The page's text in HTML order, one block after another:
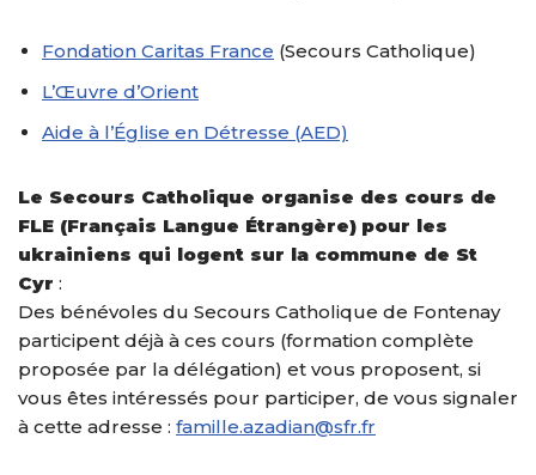
Fondation Caritas France (Secours Catholique)
L’Œuvre d’Orient
Aide à l’Église en Détresse (AED)
Le Secours Catholique organise des cours de
FLE (Français Langue Étrangère) pour les
ukrainiens qui logent sur la commune de St
Cyr :
Des bénévoles du Secours Catholique de Fontenay
participent déjà à ces cours (formation complète
proposée par la délégation) et vous proposent, si
vous êtes intéressés pour participer, de vous signaler
à cette adresse : famille.azadian@sfr.fr